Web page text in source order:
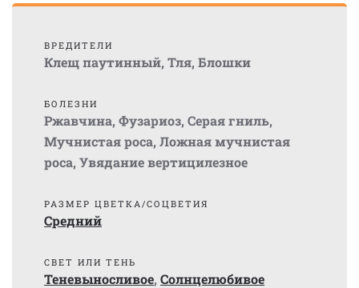
ВРЕДИТЕЛИ
Клещ паутинный, Тля, Блошки
БОЛЕЗНИ
Ржавчина, Фузариоз, Серая гниль,
Мучнистая роса, Ложная мучнистая
роса, Увядание вертицилезное
РАЗМЕР ЦВЕТКА/СОЦВЕТИЯ
Средний
СВЕТ ИЛИ ТЕНЬ
Теневыносливое, Солнцелюбивое